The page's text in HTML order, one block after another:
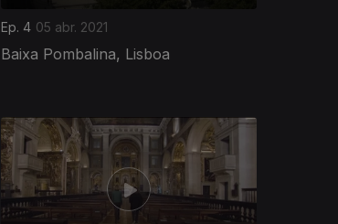
Ep. 4 05 abr. 2021
Baixa Pombalina, Lisboa